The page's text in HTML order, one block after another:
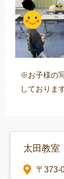
※お子様の
しております
太田教室
〒373-